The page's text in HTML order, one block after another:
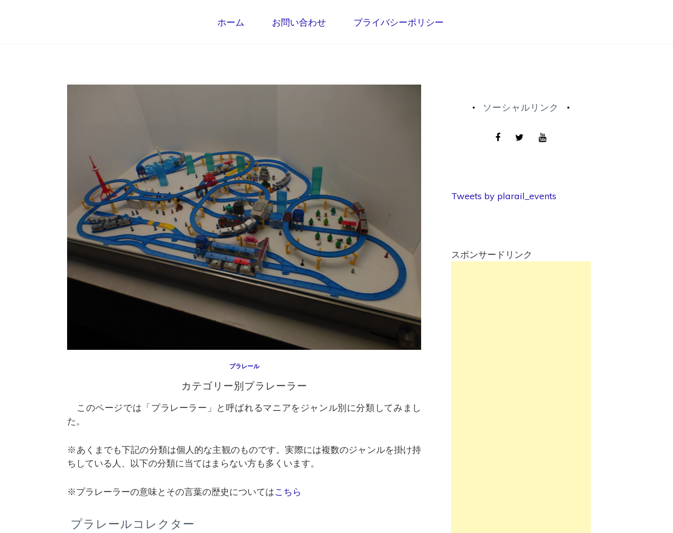
ホーム お問い合わせ プライバシーポリシー
プラレール
カテゴリー別プラレーラー
このページでは「プラレーラー」と呼ばれるマニアをジャンル別に分類してみまし
た。
※あくまでも下記の分類は個人的な主観のものです。実際には複数のジャンルを掛け持
ちしている人、以下の分類に当てはまらない方も多くいます。
※プラレーラーの意味とその言葉の歴史についてはこちら
プラレールコレクター
ソーシャルリンク
Tweets by plarail_events
スポンサードリンク